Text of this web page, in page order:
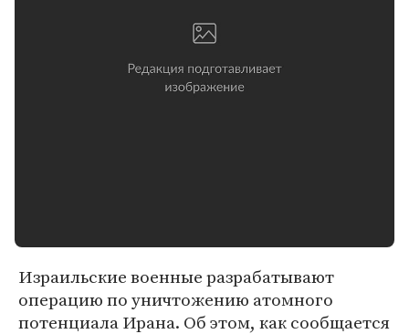
Израильские военные разрабатывают
операцию по уничтожению атомного
потенциала Ирана. Об этом, как сообщается